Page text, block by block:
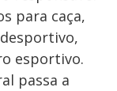
para caça,
esportivo.
passa a